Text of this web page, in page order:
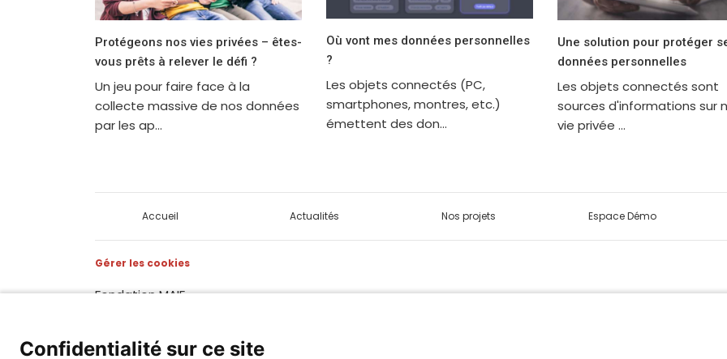
Protégeons nos vies privées – êtes-
vous prêts à relever le défi ?
Un jeu pour faire face à la
collecte massive de nos données
par les ap...
Où vont mes données personnelles
?
Les objets connectés (PC,
smartphones, montres, etc.)
émettent des don...
Une solution pour protéger
données personnelles
Les objets connectés sont
sources d'informations sur
vie privée ...
Accueil Actualités Nos projets Espace Démo
Gérer les cookies
Fondation MAIF
Confidentialité sur ce site